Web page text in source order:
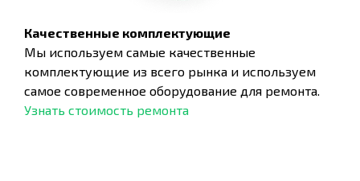
Качественные комплектующие
Мы используем самые качественные
комплектующие из всего рынка и используем
самое современное оборудование для ремонта.
Узнать стоимость ремонта